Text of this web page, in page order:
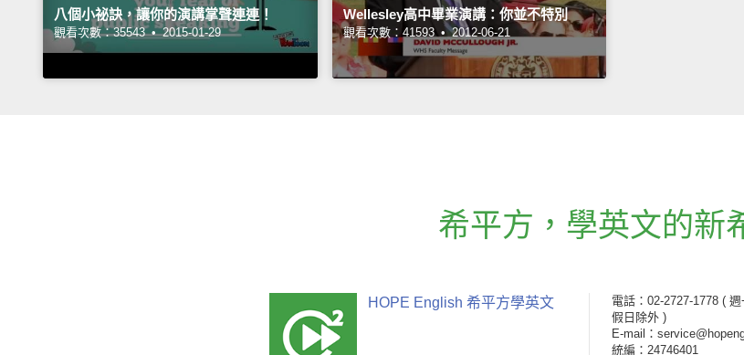
八個小祕訣，讓你的演講掌聲連連！
觀看次數：35543 • 2015-01-29
Wellesley高中畢業演講：你並不特別
觀看次數：41593 • 2012-06-21
希平方 ， 學英文的新
HOPE English 希平方學英文 電話：02-2727-1778 ( 週
假日除外 )
E-mail：
統編：24746401